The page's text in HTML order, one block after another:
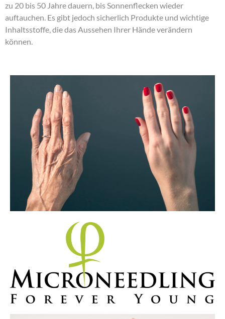
zu 20 bis 50 Jahre dauern, bis Sonnenflecken wieder
auftauchen. Es gibt jedoch sicherlich Produkte und wichtige
Inhaltsstoffe, die das Aussehen Ihrer Hände verändern
können.